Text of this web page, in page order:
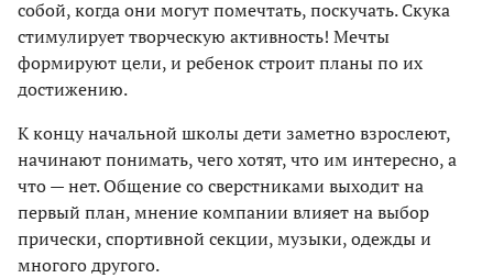
собой, когда они могут помечтать, поскучать. Скука
стимулирует творческую активность! Мечты
формируют цели, и ребенок строит планы по их
достижению.
К концу начальной школы дети заметно взрослеют,
начинают понимать, чего хотят, что им интересно, а
что — нет. Общение со сверстниками выходит на
первый план, мнение компании влияет на выбор
прически, спортивной секции, музыки, одежды и
многого другого.